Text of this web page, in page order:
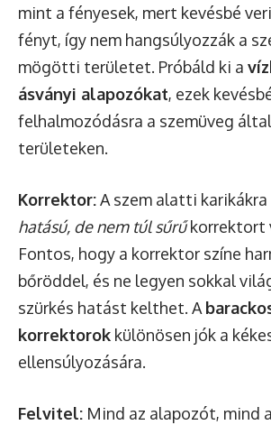
mint a fényesek, mert kevésbé
fényt, így nem hangsúlyozzák a
mögötti területet. Próbáld ki a
ásványi alapozókat, ezek
felhalmozódásra a szemüveg
területeken.
Korrektor:A szem alatti karikákra
hatású, de nem túl sűrűkorrektort
Fontos, hogy a korrektor színe
bőröddel, és ne legyen sokkal
szürkés hatást kelthet. A
korrektorok különösen jók a
ellensúlyozására.
Felvitel: Mind az alapozót, mind